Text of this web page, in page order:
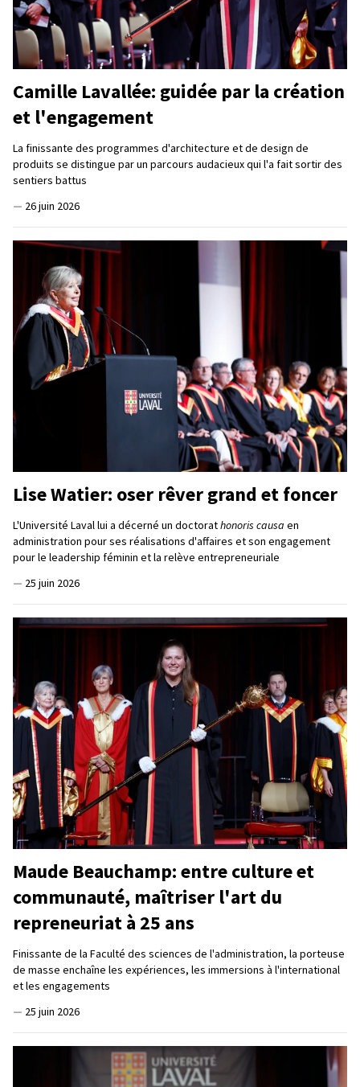
Camille Lavallée: guidée par la création
et l'engagement
La finissante des programmes d'architecture et de design de
produits se distingue par un parcours audacieux qui l'a fait sortir des
sentiers battus
— 26 juin 2026
Lise Watier: oser rêver grand et foncer
L'Université Laval lui a décerné un doctorathonoris causa en
administration pour ses réalisations d'affaires et son engagement
pour le leadership féminin et la relève entrepreneuriale
— 25 juin 2026
Maude Beauchamp: entre culture et
communauté, maîtriser l'art du
repreneuriat à 25 ans
Finissante de la Faculté des sciences de l'administration, la porteuse
de masse enchaîne les expériences, les immersions à l'international
et les engagements
— 25 juin 2026